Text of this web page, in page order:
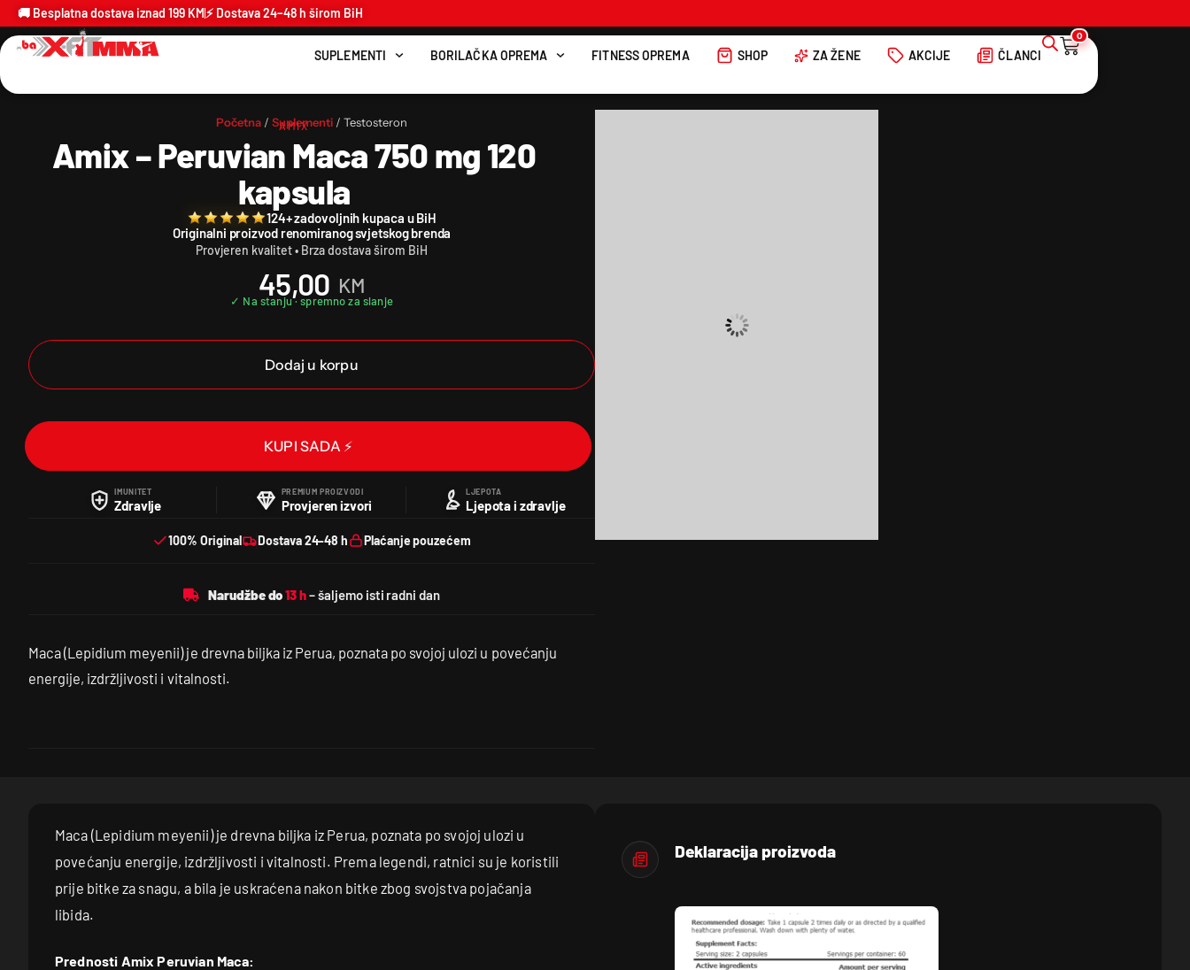
🚚 Besplatna dostava iznad 199 KM⚡ Dostava 24–48 h širom BiH
SUPLEMENTI BORILAČKA OPREMA FITNESS OPREMA SHOP ZA ŽENE AKCIJE ČLANCI
0
Početna / Suplementi / Testosteron
AMIX
Amix – Peruvian Maca 750 mg 120
kapsula
124+ zadovoljnih kupaca u BiH
Originalni proizvod renomiranog svjetskog brenda
Provjeren kvalitet • Brza dostava širom BiH
45,00 KM
Dodaj u korpu
KUPI SADA ⚡
IMUNITET
Zdravlje
PREMIUM PROIZVODI
Provjeren izvori
LJEPOTA
Ljepota i zdravlje
100% Original Dostava 24–48 h Plaćanje pouzećem
Narudžbe do
Maca (Lepidium meyenii) je drevna biljka iz Perua, poznata po svojoj ulozi u povećanju
energije, izdržljivosti i vitalnosti.
Maca (Lepidium meyenii) je drevna biljka iz Perua, poznata po svojoj ulozi u
povećanju energije, izdržljivosti i vitalnosti. Prema legendi, ratnici su je koristili
prije bitke za snagu, a bila je uskraćena nakon bitke zbog svojstva pojačanja
libida.
Prednosti Amix Peruvian Maca:
Deklaracija proizvoda